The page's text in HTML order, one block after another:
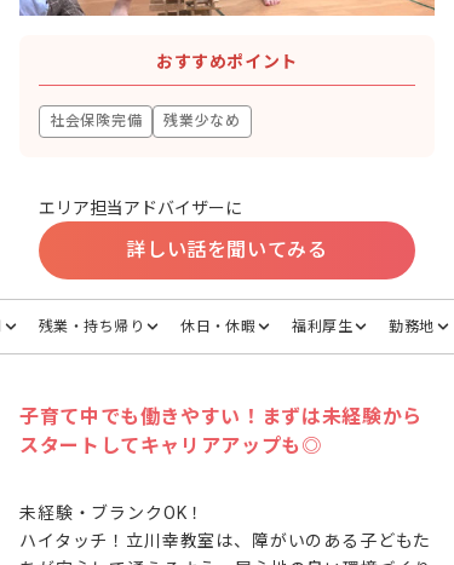
おすすめポイント
社会保険完備 残業少なめ
エリア担当アドバイザーに
詳しい話を聞いてみる
残業・持ち帰り 休日・休暇 福利厚生 勤務地
子育て中でも働きやすい！まずは未経験から
スタートしてキャリアアップも◎
未経験・ブランクOK！
ハイタッチ！立川幸教室は、障がいのある子どもた